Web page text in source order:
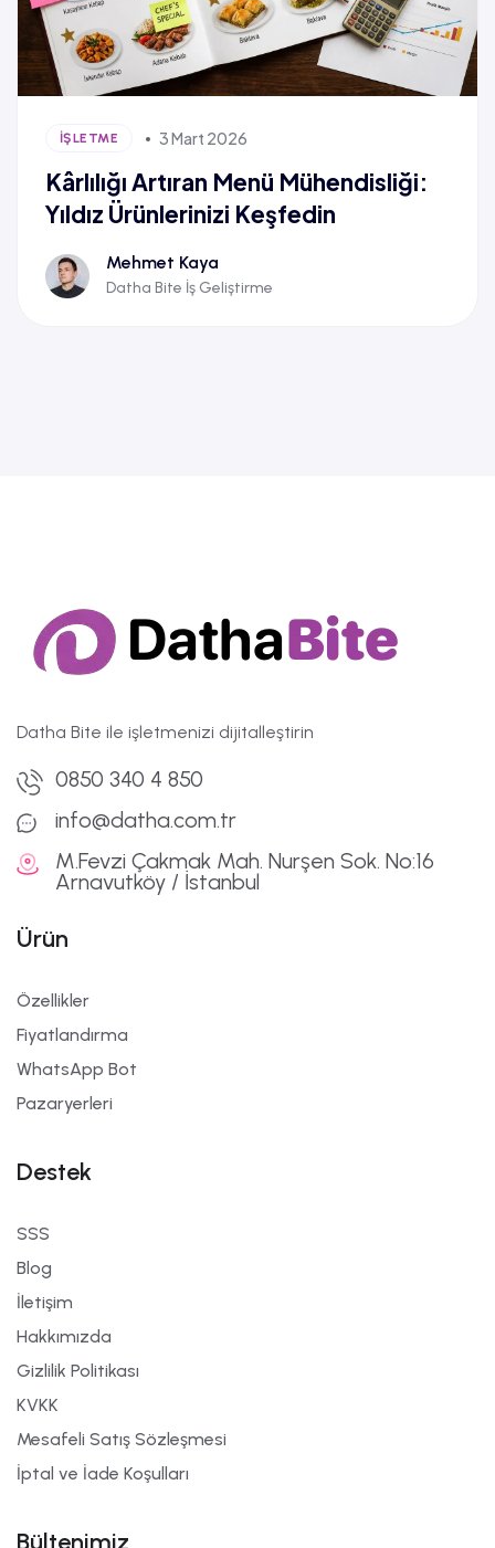
İŞLETME 3 Mart 2026
Kârlılığı Artıran Menü Mühendisliği:
Yıldız Ürünlerinizi Keşfedin
Mehmet Kaya
Datha Bite İş Geliştirme
Datha Bite ile işletmenizi dijitalleştirin
0850 340 4 850
info@datha.com.tr
M.Fevzi Çakmak Mah. Nurşen Sok. No:16
Arnavutköy / İstanbul
Ürün
Özellikler
Fiyatlandırma
WhatsApp Bot
Pazaryerleri
Destek
SSS
Blog
İletişim
Hakkımızda
Gizlilik Politikası
KVKK
Mesafeli Satış Sözleşmesi
İptal ve İade Koşulları
Bültenimiz